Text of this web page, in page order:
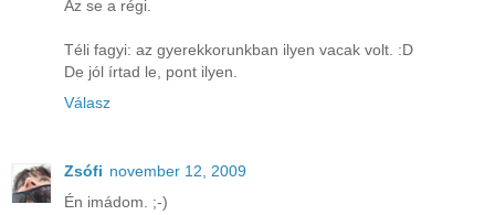
Az se a régi.
Téli fagyi: az gyerekkorunkban ilyen vacak volt. :D
De jól írtad le, pont ilyen.
Válasz
Zsófi november 12, 2009
Én imádom. ;-)